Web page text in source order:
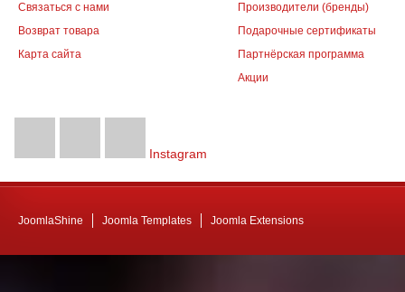
Связаться с нами
Возврат товара
Карта сайта
Производители (бренды)
Подарочные сертификаты
Партнёрская программа
Акции
Instagram
JoomlaShine Joomla Templates Joomla Extensions